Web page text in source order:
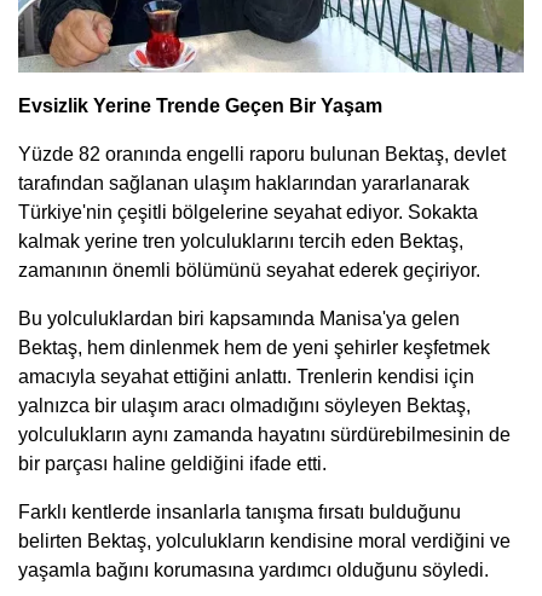
Evsizlik Yerine Trende Geçen Bir Yaşam
Yüzde 82 oranında engelli raporu bulunan Bektaş, devlet
tarafından sağlanan ulaşım haklarından yararlanarak
Türkiye'nin çeşitli bölgelerine seyahat ediyor. Sokakta
kalmak yerine tren yolculuklarını tercih eden Bektaş,
zamanının önemli bölümünü seyahat ederek geçiriyor.
Bu yolculuklardan biri kapsamında Manisa'ya gelen
Bektaş, hem dinlenmek hem de yeni şehirler keşfetmek
amacıyla seyahat ettiğini anlattı. Trenlerin kendisi için
yalnızca bir ulaşım aracı olmadığını söyleyen Bektaş,
yolculukların aynı zamanda hayatını sürdürebilmesinin de
bir parçası haline geldiğini ifade etti.
Farklı kentlerde insanlarla tanışma fırsatı bulduğunu
belirten Bektaş, yolculukların kendisine moral verdiğini ve
yaşamla bağını korumasına yardımcı olduğunu söyledi.